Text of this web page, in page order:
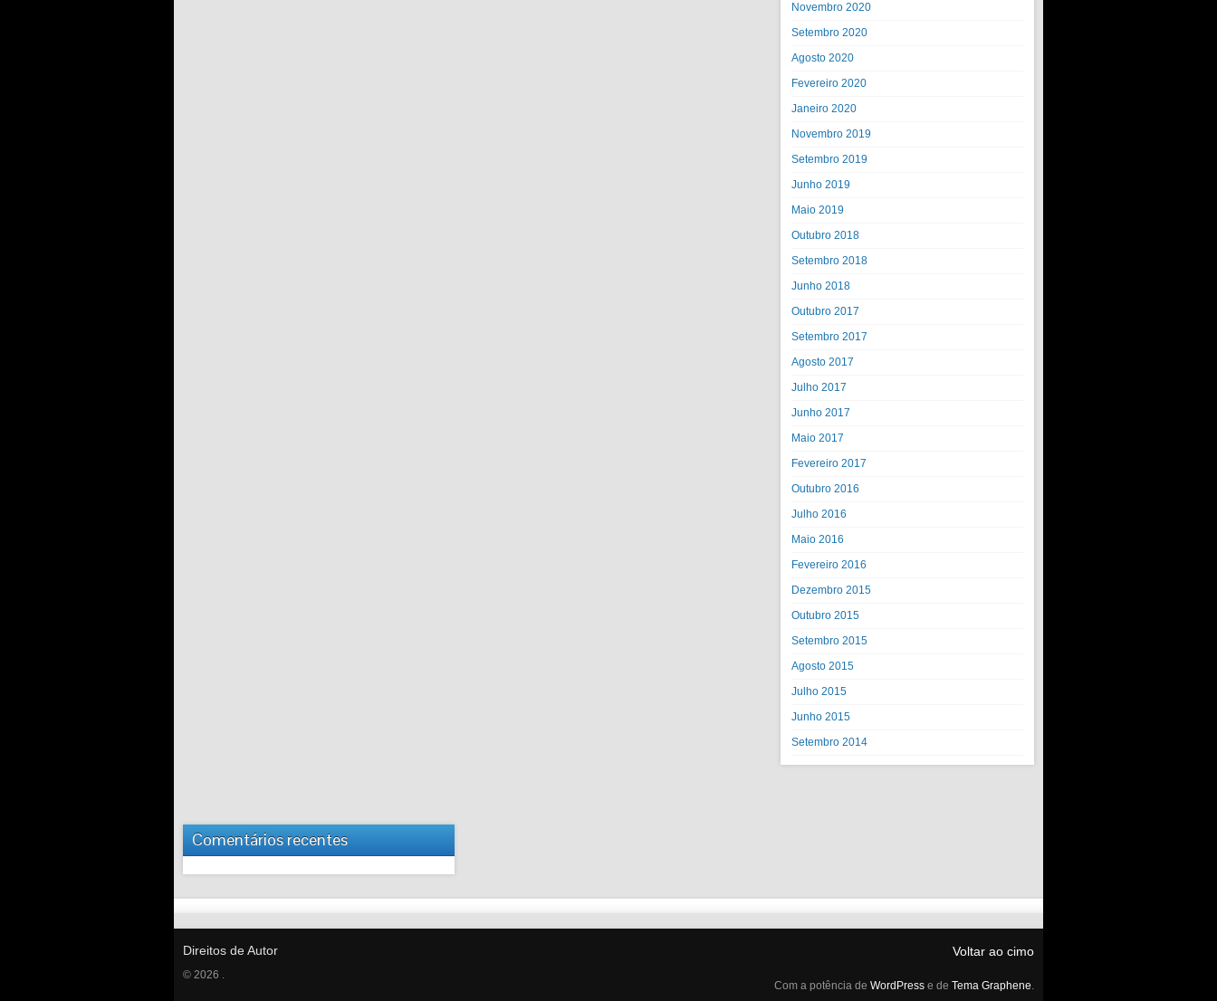
Novembro 2020
Setembro 2020
Agosto 2020
Fevereiro 2020
Janeiro 2020
Novembro 2019
Setembro 2019
Junho 2019
Maio 2019
Outubro 2018
Setembro 2018
Junho 2018
Outubro 2017
Setembro 2017
Agosto 2017
Julho 2017
Junho 2017
Maio 2017
Fevereiro 2017
Outubro 2016
Julho 2016
Maio 2016
Fevereiro 2016
Dezembro 2015
Outubro 2015
Setembro 2015
Agosto 2015
Julho 2015
Junho 2015
Setembro 2014
Comentários recentes
Direitos de Autor
© 2026 .
Voltar ao cimo
Com a potência de WordPress e de Tema Graphene.